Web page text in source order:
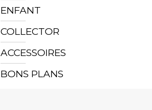
ENFANT
COLLECTOR
ACCESSOIRES
BONS PLANS